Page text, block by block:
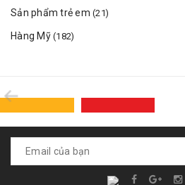
Sản phẩm trẻ em (21)
Hàng Mỹ (182)